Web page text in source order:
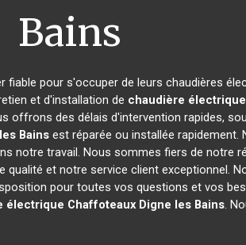
Bains
fiable pour s'occuper de leurs chaudières
et d'installation de chaudière
des délais d'intervention rapides,
Bainsest réparée ou installée
notre travail. Nous sommes fiers de notre
et notre service client exceptionnel.
pour toutes vos questions et vos
électrique Chaffoteaux Digne les Bains.